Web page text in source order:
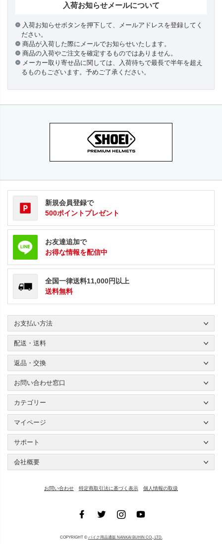
入荷お知らせメールについて
入荷お知らせボタンを押下して、メールアドレスを登録してく
ださい。
商品が入荷した際にメールでお知らせいたします。
商品の入荷やご注文を確定するものではありません。
メーカー取り寄せ品に関しては、入荷待ちで最長で半年を超え
るものもございます。予めご了承ください。
新規会員登録で
500ポイントプレゼント
お友達追加で
お得な情報を配信中
全国一律送料11,000円以上
送料無料
お支払い方法
配送・送料
返品・交換
お問い合わせ窓口
カテゴリー
マイページ
サポート
会社概要
お問い合わせ 特定商取引法に基づく表示 個人情報の取扱
COPYRIGHT © バイク用品通販 NANKAI BUHIN CO., LTD.